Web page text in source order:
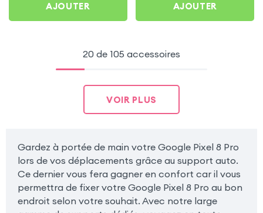
AJOUTER AJOUTER
20 de 105 accessoires
VOIR PLUS
Gardez à portée de main votre Google Pixel 8 Pro
lors de vos déplacements grâce au support auto.
Ce dernier vous fera gagner en confort car il vous
permettra de fixer votre Google Pixel 8 Pro au bon
endroit selon votre souhait. Avec notre large